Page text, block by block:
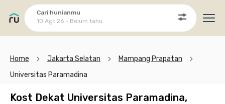
Cari hunianmu
10 Agt 26 - Belum tahu
Home Jakarta Selatan
Mampang Prapatan
Universitas Paramadina
Kost Dekat Universitas Paramadina,